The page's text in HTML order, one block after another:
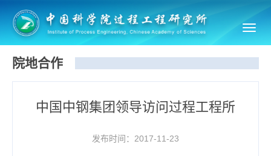
院地合作
中国中钢集团领导访问过程工程所
发布时间：2017-11-23